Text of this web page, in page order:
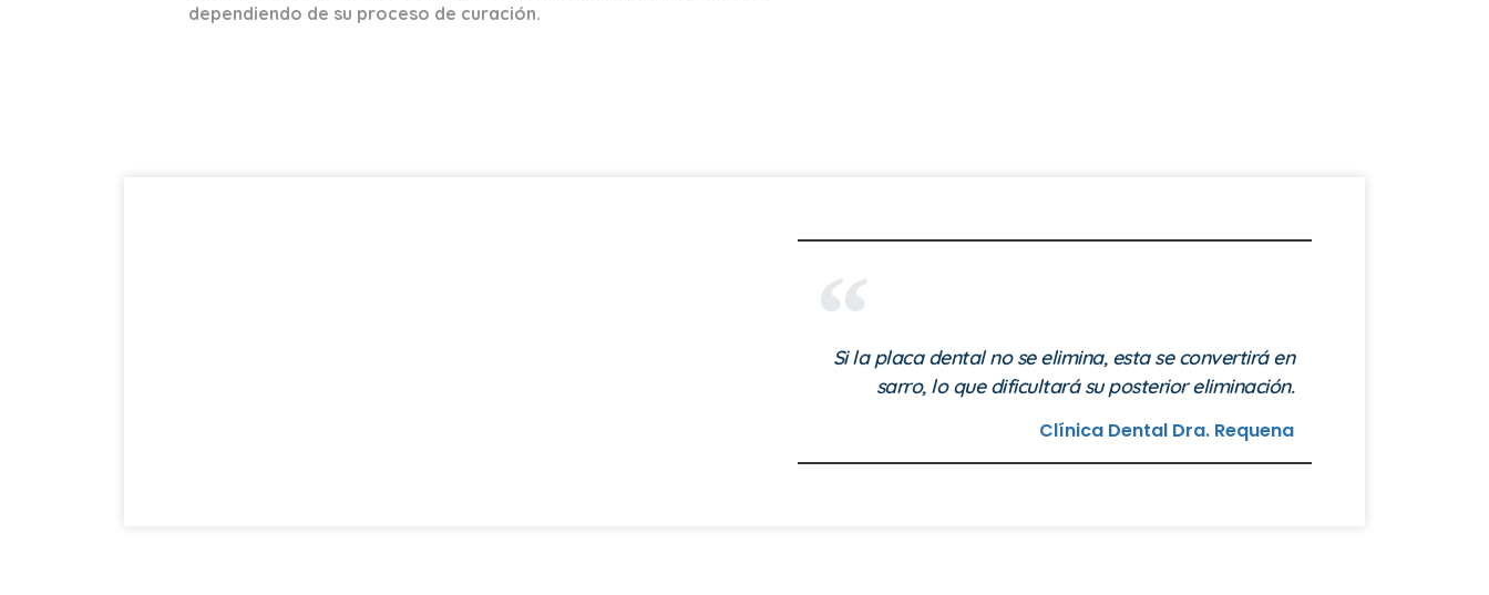
dependiendo de su proceso de curación.
Si la placa dental no se elimina, esta se convertirá en
sarro, lo que dificultará su posterior eliminación.
Clínica Dental Dra. Requena